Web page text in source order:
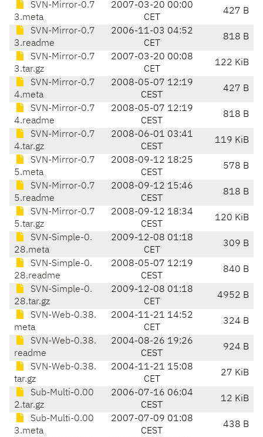
SVN-Mirror-0.7
3.meta
2007-03-20 00:00
CET
427 B
SVN-Mirror-0.7
3.readme
2006-11-03 04:52
CET
818 B
SVN-Mirror-0.7
3.tar.gz
2007-03-20 00:08
CET
122 KiB
SVN-Mirror-0.7
4.meta
2008-05-07 12:19
CEST
427 B
SVN-Mirror-0.7
4.readme
2008-05-07 12:19
CEST
818 B
SVN-Mirror-0.7
4.tar.gz
2008-06-01 03:41
CEST
119 KiB
SVN-Mirror-0.7
5.meta
2008-09-12 18:25
CEST
578 B
SVN-Mirror-0.7
5.readme
2008-09-12 15:46
CEST
818 B
SVN-Mirror-0.7
5.tar.gz
2008-09-12 18:34
CEST
120 KiB
SVN-Simple-0.
28.meta
2009-12-08 01:18
CET
309 B
SVN-Simple-0.
28.readme
2008-05-07 12:19
CEST
840 B
SVN-Simple-0.
28.tar.gz
2009-12-08 01:18
CET
4952 B
SVN-Web-0.38.
meta
2004-11-21 14:52
CET
324 B
SVN-Web-0.38.
readme
2004-08-26 19:26
CEST
924 B
SVN-Web-0.38.
tar.gz
2004-11-21 15:08
CET
27 KiB
Sub-Multi-0.00
2.tar.gz
2006-07-16 06:04
CEST
12 KiB
Sub-Multi-0.00
3.meta
2007-07-09 01:08
CEST
438 B